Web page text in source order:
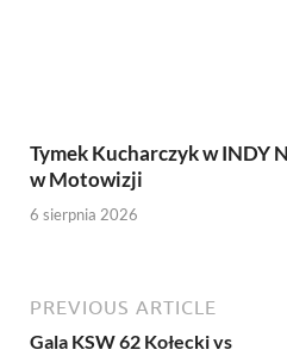
Tymek Kucharczyk w INDY
w Motowizji
6 sierpnia 2026
PREVIOUS ARTICLE
Gala KSW 62 Kołecki vs